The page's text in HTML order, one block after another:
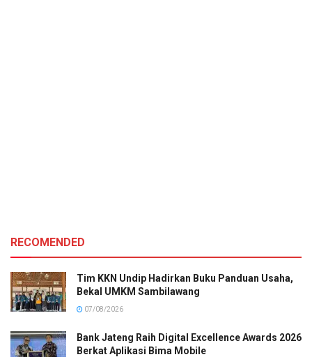
RECOMENDED
Tim KKN Undip Hadirkan Buku Panduan Usaha,
Bekal UMKM Sambilawang
07/08/2026
Bank Jateng Raih Digital Excellence Awards 2026
Berkat Aplikasi Bima Mobile